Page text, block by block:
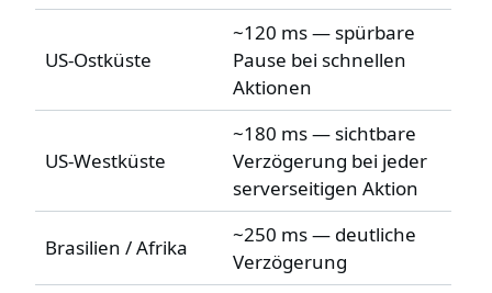
US-Ostküste
~120 ms — spürbare
Pause bei schnellen
Aktionen
US-Westküste
~180 ms — sichtbare
Verzögerung bei jeder
serverseitigen Aktion
Brasilien / Afrika
~250 ms — deutliche
Verzögerung